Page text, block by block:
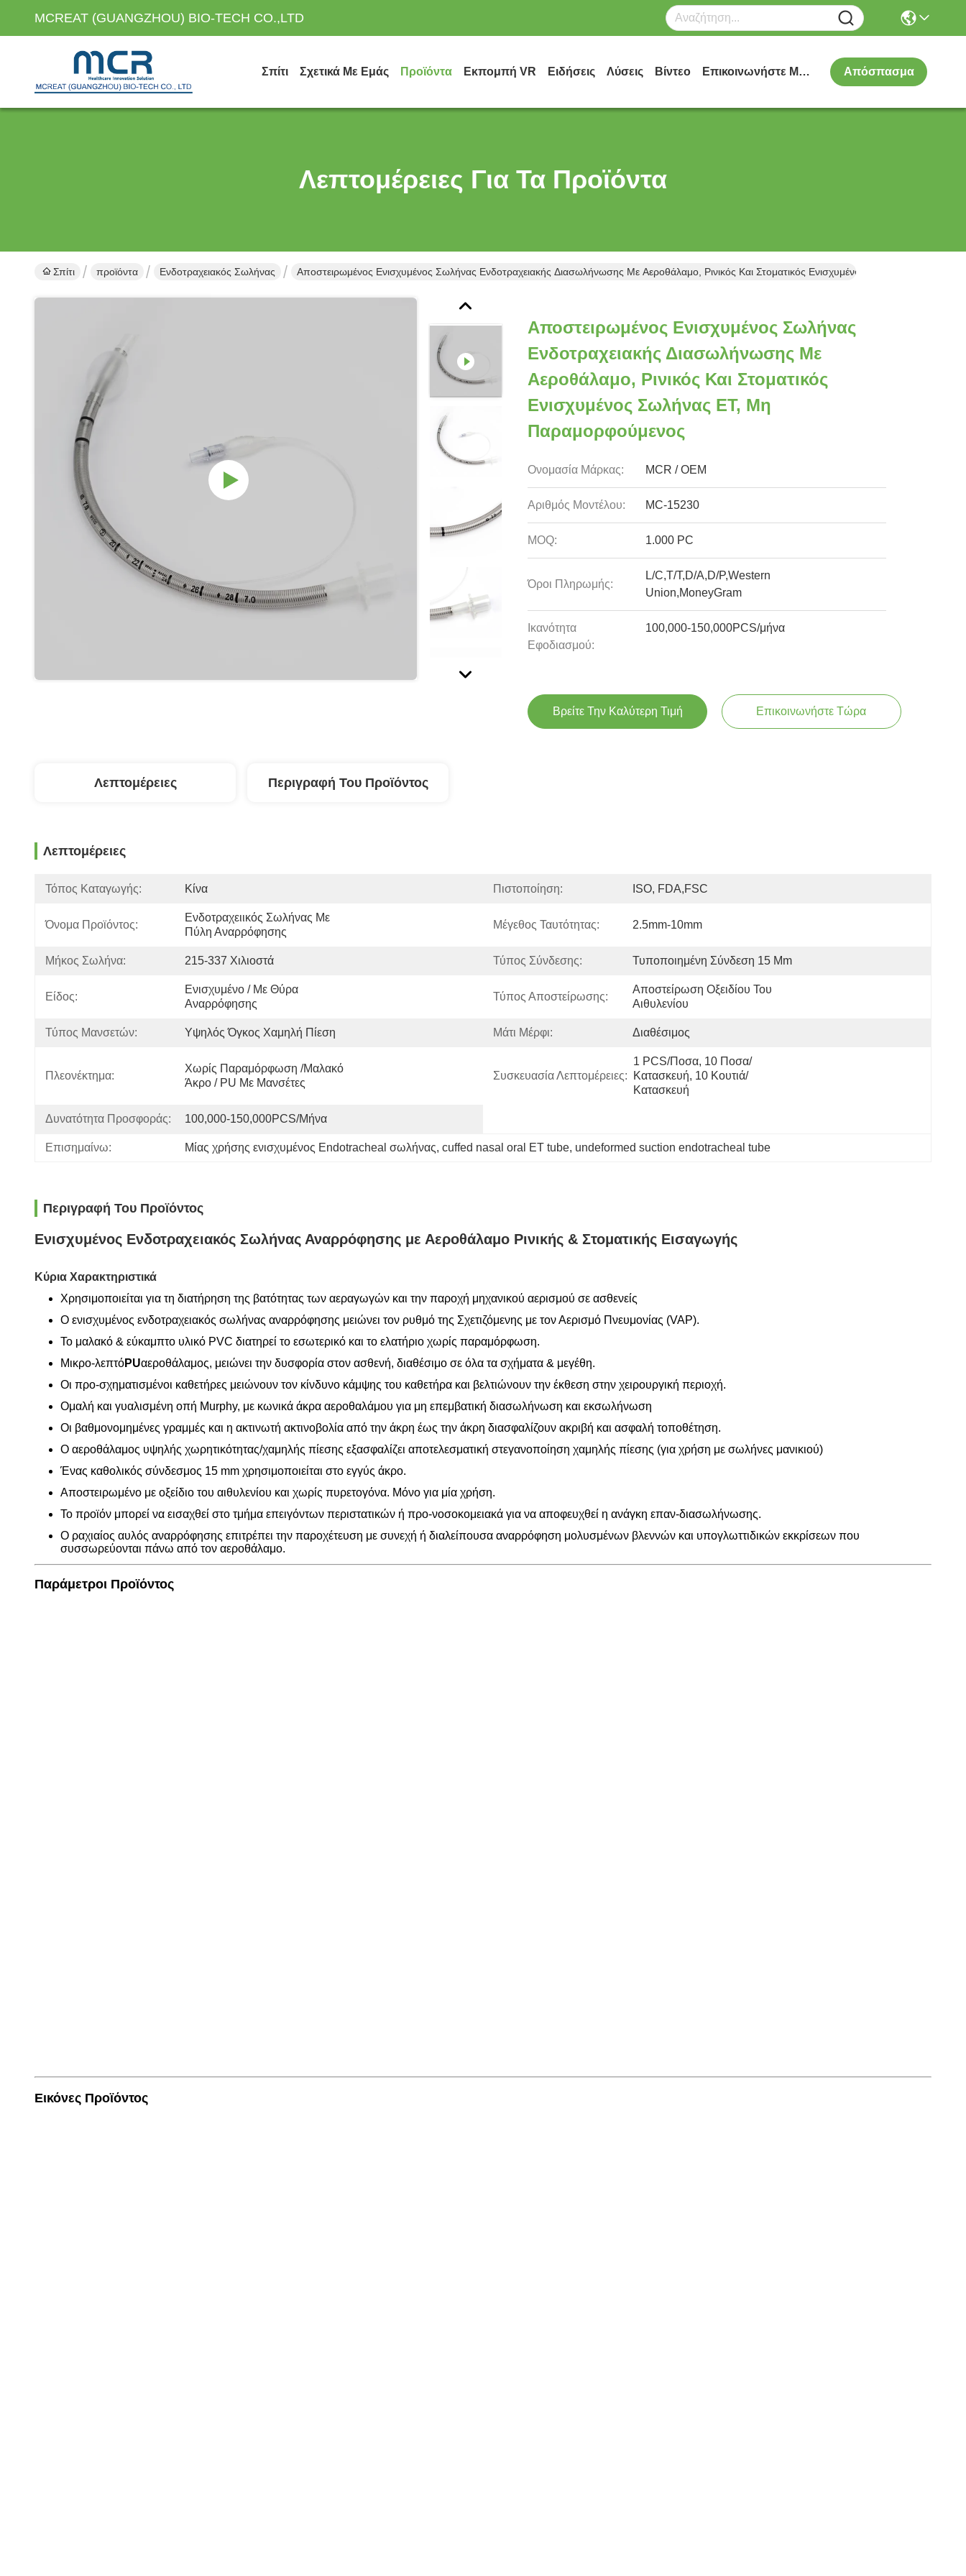
MCREAT (GUANGZHOU) BIO-TECH CO.,LTD
Σπίτι Σχετικά Με Εμάς Προϊόντα Εκπομπή VR Ειδήσεις Λύσεις Βίντεο Επικοινωνήστε Μαζί Μας Απόσπασμα
Λεπτομέρειες Για Τα Προϊόντα
Σπίτι προϊόντα Ενδοτραχειακός Σωλήνας Αποστειρωμένος Ενισχυμένος Σωλήνας Ενδοτραχειακής Διασωλήνωσης Με Αεροθάλαμο, Ρινικός Και Στοματικός Ενισχυμένος Σωλήνας ET, Μη
Αποστειρωμένος Ενισχυμένος Σωλήνας
Ενδοτραχειακής Διασωλήνωσης Με
Αεροθάλαμο, Ρινικός Και Στοματικός
Ενισχυμένος Σωλήνας ET, Μη
Παραμορφούμενος
Ονομασία Μάρκας: MCR / OEM
Αριθμός Μοντέλου: MC-15230
MOQ: 1.000 PC
Όροι Πληρωμής:
L/C,T/T,D/A,D/P,Western
Union,MoneyGram
Ικανότητα
Εφοδιασμού:
100,000-150,000PCS/μήνα
Βρείτε Την Καλύτερη Τιμή Επικοινωνήστε Τώρα
Λεπτομέρειες Περιγραφή Του Προϊόντος
Λεπτομέρειες
Τόπος Καταγωγής: Κίνα Πιστοποίηση: ISO, FDA,FSC
Όνομα Προϊόντος:
Ενδοτραχειικός Σωλήνας Με
Πύλη Αναρρόφησης
Μέγεθος Ταυτότητας: 2.5mm-10mm
Μήκος Σωλήνα: 215-337 Χιλιοστά Τύπος Σύνδεσης: Τυποποιημένη Σύνδεση 15 Mm
Είδος:
Ενισχυμένο / Με Θύρα
Αναρρόφησης
Τύπος Αποστείρωσης:
Αποστείρωση Οξειδίου Του
Αιθυλενίου
Τύπος Μανσετών: Υψηλός Όγκος Χαμηλή Πίεση Μάτι Μέρφι: Διαθέσιμος
Πλεονέκτημα:
Χωρίς Παραμόρφωση /Μαλακό
Άκρο / PU Με Μανσέτες
Συσκευασία Λεπτομέρειες:
1 PCS/ποσα, 10 Ποσα/
Κατασκευή, 10 Κουτιά/
Κατασκευή
Δυνατότητα Προσφοράς: 100,000-150,000PCS/μήνα
Επισημαίνω: Μίας χρήσης ενισχυμένος Endotracheal σωλήνας, cuffed nasal oral ET tube, undeformed suction endotracheal tube
Περιγραφή Του Προϊόντος
Ενισχυμένος Ενδοτραχειακός Σωλήνας Αναρρόφησης με Αεροθάλαμο Ρινικής & Στοματικής Εισαγωγής
Κύρια Χαρακτηριστικά
Χρησιμοποιείται για τη διατήρηση της βατότητας των αεραγωγών και την παροχή μηχανικού αερισμού σε ασθενείς
Ο ενισχυμένος ενδοτραχειακός σωλήνας αναρρόφησης μειώνει τον ρυθμό της Σχετιζόμενης με τον Αερισμό Πνευμονίας (VAP).
Το μαλακό & εύκαμπτο υλικό PVC διατηρεί το εσωτερικό και το ελατήριο χωρίς παραμόρφωση.
Μικρο-λεπτόPUαεροθάλαμος, μειώνει την δυσφορία στον ασθενή, διαθέσιμο σε όλα τα σχήματα & μεγέθη.
Οι προ-σχηματισμένοι καθετήρες μειώνουν τον κίνδυνο κάμψης του καθετήρα και βελτιώνουν την έκθεση στην χειρουργική περιοχή.
Ομαλή και γυαλισμένη οπή Murphy, με κωνικά άκρα αεροθαλάμου για μη επεμβατική διασωλήνωση και εκσωλήνωση
Οι βαθμονομημένες γραμμές και η ακτινωτή ακτινοβολία από την άκρη έως την άκρη διασφαλίζουν ακριβή και ασφαλή τοποθέτηση.
Ο αεροθάλαμος υψηλής χωρητικότητας/χαμηλής πίεσης εξασφαλίζει αποτελεσματική στεγανοποίηση χαμηλής πίεσης (για χρήση με σωλήνες μανικιού)
Ένας καθολικός σύνδεσμος 15 mm χρησιμοποιείται στο εγγύς άκρο.
Αποστειρωμένο με οξείδιο του αιθυλενίου και χωρίς πυρετογόνα. Μόνο για μία χρήση.
Το προϊόν μπορεί να εισαχθεί στο τμήμα επειγόντων περιστατικών ή προ-νοσοκομειακά για να αποφευχθεί η ανάγκη επαν-διασωλήνωσης.
Ο ραχιαίος αυλός αναρρόφησης επιτρέπει την παροχέτευση με συνεχή ή διαλείπουσα αναρρόφηση μολυσμένων βλεννών και υπογλωττιδικών εκκρίσεων που
συσσωρεύονται πάνω από τον αεροθάλαμο.
Παράμετροι Προϊόντος
Εικόνες Προϊόντος